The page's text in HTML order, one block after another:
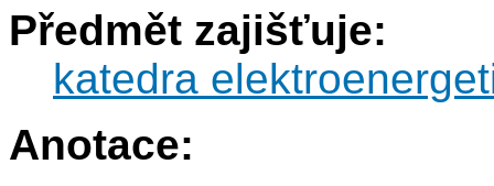
Předmět zajišťuje:
katedra
Anotace: